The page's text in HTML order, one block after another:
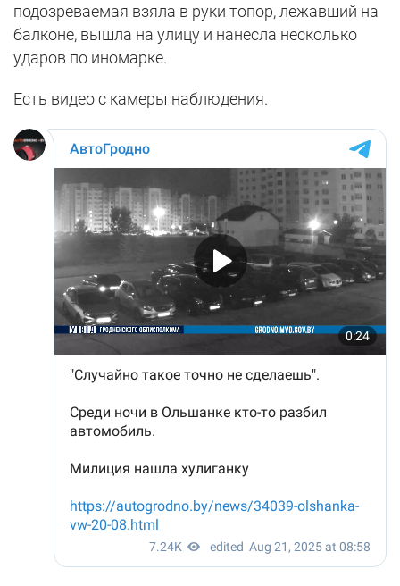
подозреваемая взяла в руки топор, лежавший на
балконе, вышла на улицу и нанесла несколько
ударов по иномарке.
Есть видео с камеры наблюдения.